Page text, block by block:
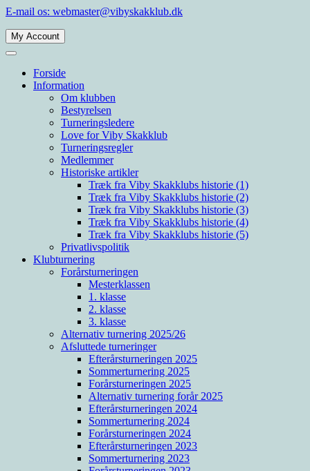
Spring
indhold
E-mail os: webmaster@vibyskakklub.dk
Viby Skakklub
Velkommen til Viby Skakklubs hjemmeside. Viby Skakklub er en af
Århus' og Danmarks største skakklubber med spillere i alle styrkelag.
My Account
Forside
Information
Om klubben
Bestyrelsen
Turneringsledere
Love for Viby Skakklub
Turneringsregler
Medlemmer
Historiske artikler
Træk fra Viby Skakklubs historie (1)
Træk fra Viby Skakklubs historie (2)
Træk fra Viby Skakklubs historie (3)
Træk fra Viby Skakklubs historie (4)
Træk fra Viby Skakklubs historie (5)
Privatlivspolitik
Klubturnering
Forårsturneringen
Mesterklassen
1. klasse
2. klasse
3. klasse
Alternativ turnering 2025/26
Afsluttede turneringer
Efterårsturneringen 2025
Sommerturnering 2025
Forårsturneringen 2025
Alternativ turnering forår 2025
Efterårsturneringen 2024
Sommerturnering 2024
Forårsturneringen 2024
Efterårsturneringen 2023
Sommerturnering 2023